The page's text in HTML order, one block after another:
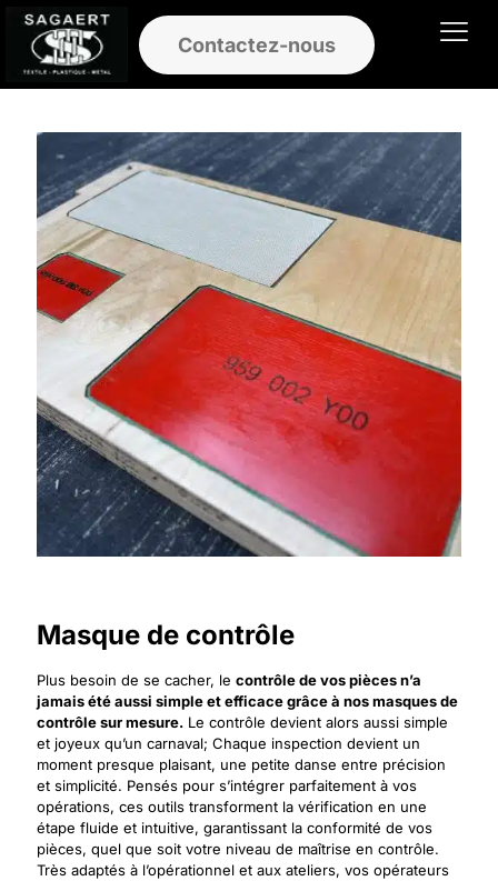
Contactez-nous
Masque de contrôle
Plus besoin de se cacher, le contrôle de vos pièces n’a
jamais été aussi simple et efficace grâce à nos masques de
contrôle sur mesure. Le contrôle devient alors aussi simple
et joyeux qu’un carnaval; Chaque inspection devient un
moment presque plaisant, une petite danse entre précision
et simplicité. Pensés pour s’intégrer parfaitement à vos
opérations, ces outils transforment la vérification en une
étape fluide et intuitive, garantissant la conformité de vos
pièces, quel que soit votre niveau de maîtrise en contrôle.
Très adaptés à l’opérationnel et aux ateliers, vos opérateurs